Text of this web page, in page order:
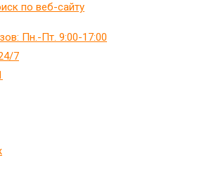
по веб-сайту
Пн.-Пт. 9:00-17:00
7